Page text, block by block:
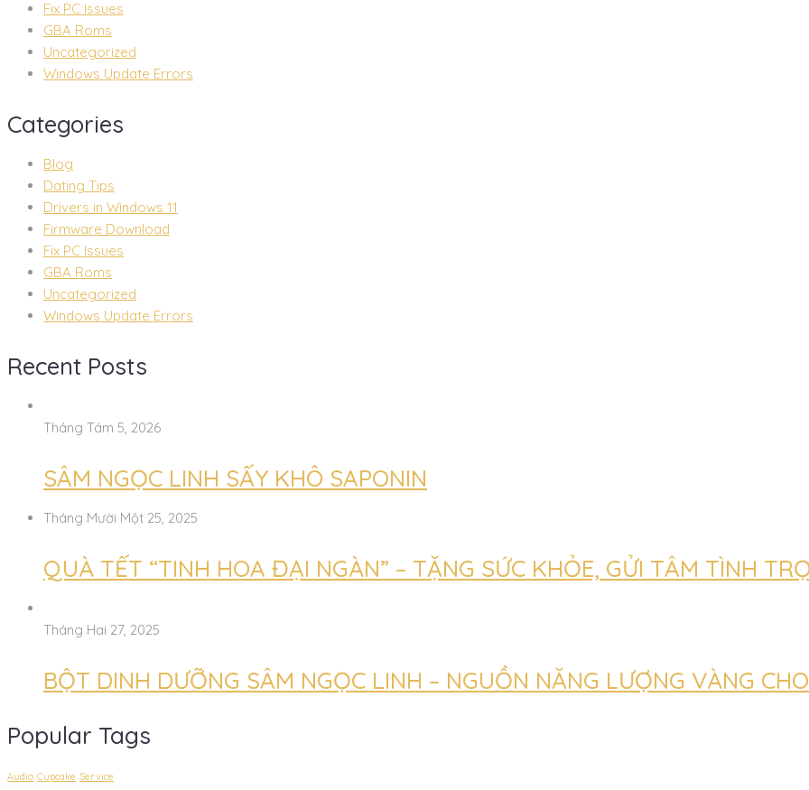
Fix PC Issues
GBA Roms
Uncategorized
Windows Update Errors
Categories
Blog
Dating Tips
Drivers in Windows 11
Firmware Download
Fix PC Issues
GBA Roms
Uncategorized
Windows Update Errors
Recent Posts
Tháng Tám 5, 2026
SÂM NGỌC LINH SẤY KHÔ SAPONIN
Tháng Mười Một 25, 2025
QUÀ TẾT “TINH HOA ĐẠI NGÀN” – TẶNG SỨC KHỎE, GỬI TÂM TÌNH
Tháng Hai 27, 2025
BỘT DINH DƯỠNG SÂM NGỌC LINH – NGUỒN NĂNG LƯỢNG VÀNG
Popular Tags
Audio Cupcake Service